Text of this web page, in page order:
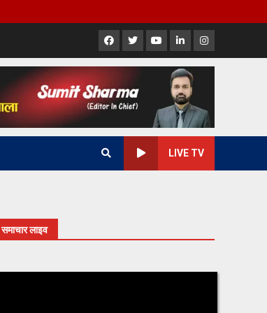
Facebook
X YoutubeLinkedInInstagram
LIVE TV
लाइव